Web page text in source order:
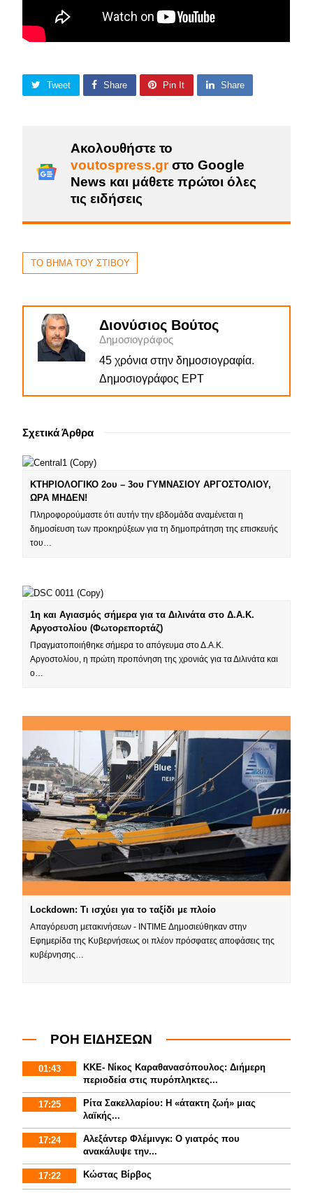
Tweet Share Pin It Share
Ακολουθήστε το
voutospress.grστο Google
News και μάθετε πρώτοι όλες
τις ειδήσεις
ΤΟ ΒΗΜΑ ΤΟΥ ΣΤΙΒΟΥ
Διονύσιος Βούτος
Δημοσιογράφος
45 χρόνια στην δημοσιογραφία.
Δημοσιογράφος ΕΡΤ
Σχετικά Άρθρα
ΚΤΗΡΙΟΛΟΓΙΚΟ 2ου – 3ου ΓΥΜΝΑΣΙΟΥ ΑΡΓΟΣΤΟΛΙΟΥ,
ΩΡΑ ΜΗΔΕΝ!
Πληροφορούμαστε ότι αυτήν την εβδομάδα αναμένεται η
δημοσίευση των προκηρύξεων για τη δημοπράτηση της επισκευής
του…
1η και Αγιασμός σήμερα για τα Διλινάτα στο Δ.Α.Κ.
Αργοστολίου (Φωτορεπορτάζ)
Πραγματοποιήθηκε σήμερα το απόγευμα στο Δ.Α.Κ.
Αργοστολίου, η πρώτη προπόνηση της χρονιάς για τα Διλινάτα και
ο…
Lockdown: Τι ισχύει για το ταξίδι με πλοίο
Απαγόρευση μετακινήσεων - INTIME Δημοσιεύθηκαν στην
Εφημερίδα της Κυβερνήσεως οι πλέον πρόσφατες αποφάσεις της
κυβέρνησης…
ΡΟΗ ΕΙΔΗΣΕΩΝ
01:43
ΚΚΕ- Νίκος Καραθανασόπουλος: Διήμερη
περιοδεία στις πυρόπληκτες...
17:25
Ρίτα Σακελλαρίου: Η «άτακτη ζωή» μιας
λαϊκής...
17:24
Αλεξάντερ Φλέμινγκ: Ο γιατρός που
ανακάλυψε την...
17:22 Κώστας Βίρβος